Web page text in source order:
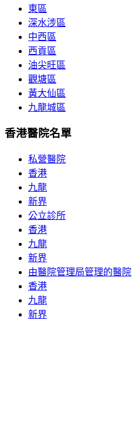
東區
深水涉區
中西區
西貢區
油尖旺區
觀塘區
黃大仙區
九龍城區
香港醫院名單
私營醫院
香港
九龍
新界
公立診所
香港
九龍
新界
由醫院管理局管理的醫院
香港
九龍
新界